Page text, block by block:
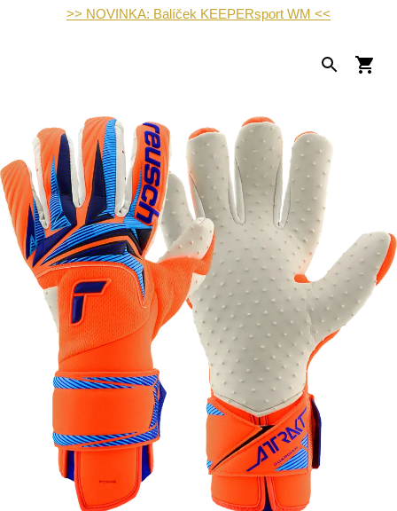
>> NOVINKA: Balíček KEEPERsport WM <<